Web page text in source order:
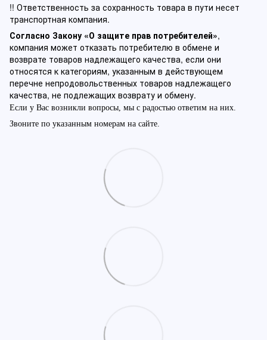
!! Ответственность за сохранность товара в пути несет
транспортная компания.
Согласно Закону «О защите прав потребителей»,
компания может отказать потребителю в обмене и
возврате товаров надлежащего качества, если они
относятся к категориям, указанным в действующем
перечне непродовольственных товаров надлежащего
качества, не подлежащих возврату и обмену.
Если у Вас возникли вопросы, мы с радостью ответим на них.
Звоните по указанным номерам на сайте.